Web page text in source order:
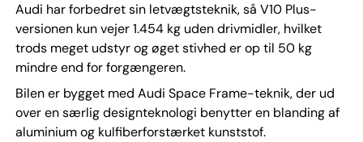
Audi har forbedret sin letvægtsteknik, så V10 Plus-
versionen kun vejer 1.454 kg uden drivmidler, hvilket
trods meget udstyr og øget stivhed er op til 50 kg
mindre end for forgængeren.
Bilen er bygget med Audi Space Frame-teknik, der ud
over en særlig designteknologi benytter en blanding af
aluminium og kulfiberforstærket kunststof.